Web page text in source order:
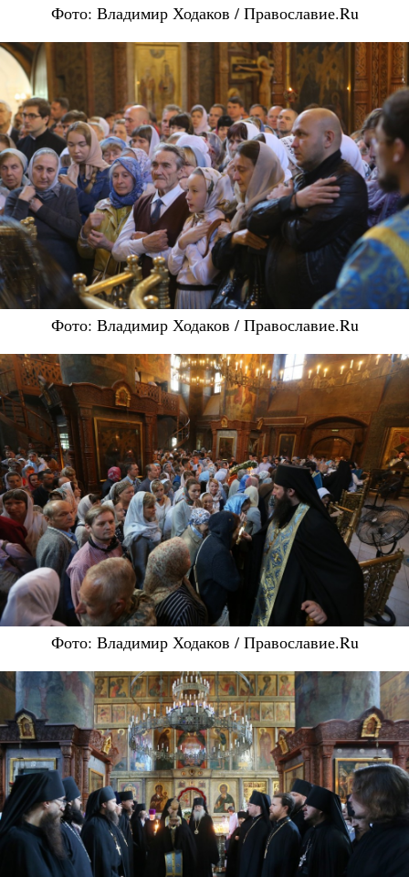
Фото: Владимир Ходаков / Православие.Ru
Фото: Владимир Ходаков / Православие.Ru
Фото: Владимир Ходаков / Православие.Ru